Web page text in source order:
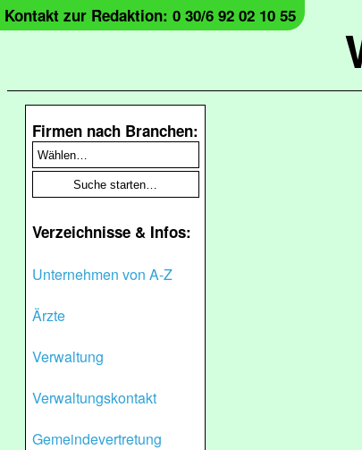
Kontakt zur Redaktion: 0 30/6 92 02 10 55
Firmen nach Branchen:
Verzeichnisse & Infos:
Unternehmen von A-Z
Ärzte
Verwaltung
Verwaltungskontakt
Gemeindevertretung